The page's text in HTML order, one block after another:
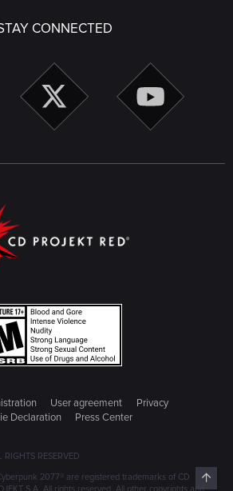
CONNECTED
User agreement
Privacy
Declaration
Press Center
RESERVED
2077® are registered trademarks of CD
Top